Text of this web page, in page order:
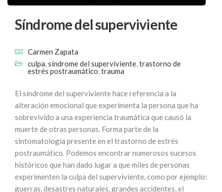
Síndrome del superviviente
Carmen Zapata
culpa,síndrome del superviviente,trastorno de
estrés postraumático,trauma
El síndrome del superviviente hace referencia a la
alteración emocional que experimenta la persona que ha
sobrevivido a una experiencia traumática que causó la
muerte de otras personas. Forma parte de la
sintomatología presente en el trastorno de estrés
postraumático. Podemos encontrar numerosos sucesos
históricos que han dado lugar a que miles de personas
experimenten la culpa del superviviente, como por ejemplo:
guerras, desastres naturales, grandes accidentes, el